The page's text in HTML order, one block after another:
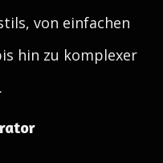
von einfachen
hin zu komplexer